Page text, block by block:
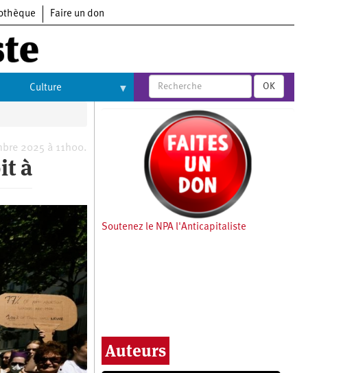
Faire un don
Culture OK
2025 à 11h00.
à
Soutenez le NPA l'Anticapitaliste
Auteurs